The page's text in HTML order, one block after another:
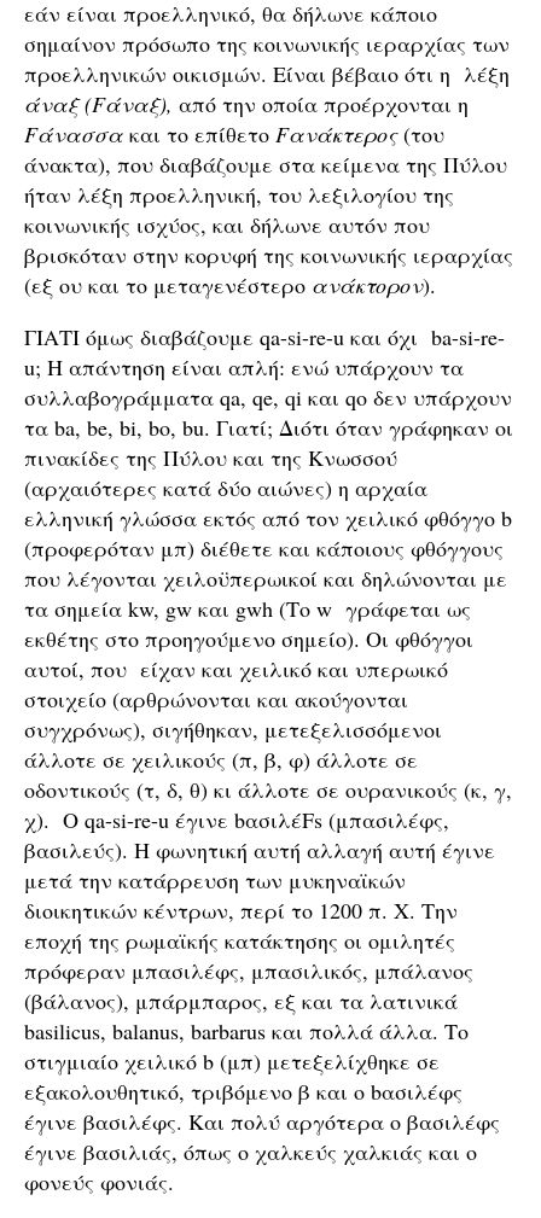
εάν είναι προελληνικό, θα δήλωνε κάποιο
σημαίνον πρόσωπο της κοινωνικής ιεραρχίας των
προελληνικών οικισμών. Είναι βέβαιο ότι η λέξη
άναξ (Fάναξ), από την οποία προέρχονται η
Fάνασσα και το επίθετο Fανάκτερος(του
άνακτα), που διαβάζουμε στα κείμενα της Πύλου
ήταν λέξη προελληνική, του λεξιλογίου της
κοινωνικής ισχύος, και δήλωνε αυτόν που
βρισκόταν στην κορυφή της κοινωνικής ιεραρχίας
(εξ ου και το μεταγενέστερο ανάκτορον).
ΓΙΑΤΙ όμως διαβάζουμε qa-si-re-u και όχι ba-si-re-
u; Η απάντηση είναι απλή: ενώ υπάρχουν τα
συλλαβογράμματα qa, qe, qi και qo δεν υπάρχουν
τα ba, be, bi, bo, bu. Γιατί; Διότι όταν γράφηκαν οι
πινακίδες της Πύλου και της Κνωσσού
(αρχαιότερες κατά δύο αιώνες) η αρχαία
ελληνική γλώσσα εκτός από τον χειλικό φθόγγο b
(προφερόταν μπ) διέθετε και κάποιους φθόγγους
που λέγονται χειλοϋπερωικοί και δηλώνονται με
τα σημεία kw, gw και gwh (Το w γράφεται ως
εκθέτης στο προηγούμενο σημείο). Οι φθόγγοι
αυτοί, που είχαν και χειλικό και υπερωικό
στοιχείο (αρθρώνονται και ακούγονται
συγχρόνως), σιγήθηκαν, μετεξελισσόμενοι
άλλοτε σε χειλικούς (π, β, φ) άλλοτε σε
οδοντικούς (τ, δ, θ) κι άλλοτε σε ουρανικούς (κ, γ,
χ). Ο qa-si-re-u έγινε bασιλέFs (μπασιλέφς,
βασιλεύς). Η φωνητική αυτή αλλαγή αυτή έγινε
μετά την κατάρρευση των μυκηναϊκών
διοικητικών κέντρων, περί το 1200 π. Χ. Την
εποχή της ρωμαϊκής κατάκτησης οι ομιλητές
πρόφεραν μπασιλέφς, μπασιλικός, μπάλανος
(βάλανος), μπάρμπαρος, εξ και τα λατινικά
basilicus, balanus, barbarus και πολλά άλλα. Το
στιγμιαίο χειλικό b (μπ) μετεξελίχθηκε σε
εξακολουθητικό, τριβόμενο β και ο bασιλέφς
έγινε βασιλέφς. Και πολύ αργότερα ο βασιλέφς
έγινε βασιλιάς, όπως ο χαλκεύς χαλκιάς και ο
φονεύς φονιάς.